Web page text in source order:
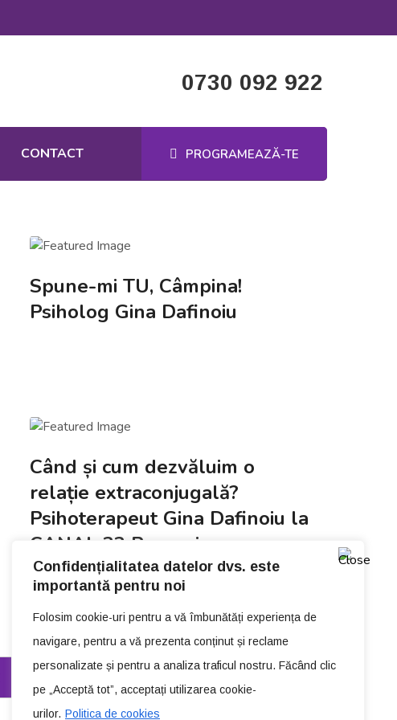
Confidențialitatea datelor dvs. este
importantă pentru noi
Folosim cookie-uri pentru a vă îmbunătăți experiența de
navigare, pentru a vă prezenta conținut și reclame
personalizate și pentru a analiza traficul nostru. Făcând clic
pe „Acceptă tot”, acceptați utilizarea cookie-
urilor. Politica de cookies
0730 092 922
CONTACT PROGRAMEAZĂ-TE
Spune-mi TU, Câmpina!
Psiholog Gina Dafinoiu
Când și cum dezvăluim o
relație extraconjugală?
Psihoterapeut Gina Dafinoiu la
CANAL 33 Romania